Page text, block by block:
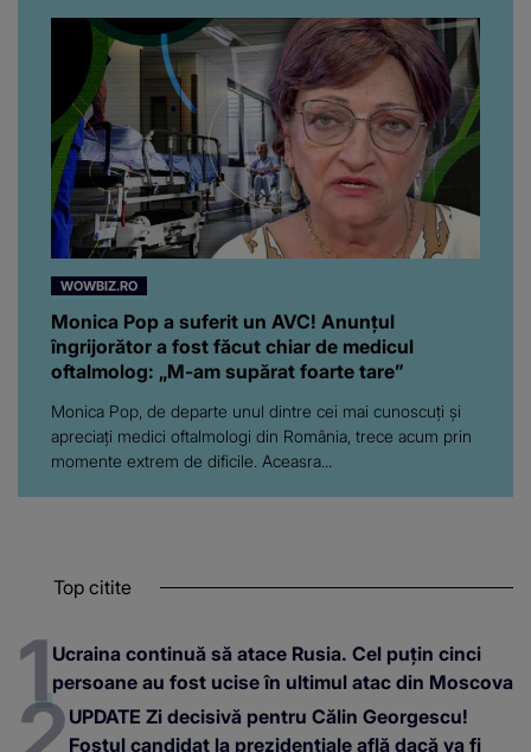
WOWBIZ.RO
Monica Pop a suferit un AVC! Anunțul
îngrijorător a fost făcut chiar de medicul
oftalmolog: „M-am supărat foarte tare”
Monica Pop, de departe unul dintre cei mai cunoscuți și
apreciați medici oftalmologi din România, trece acum prin
momente extrem de dificile. Aceasra...
Top citite
Ucraina continuă să atace Rusia. Cel puțin cinci
persoane au fost ucise în ultimul atac din Moscova
UPDATE Zi decisivă pentru Călin Georgescu!
Fostul candidat la prezidențiale află dacă va fi